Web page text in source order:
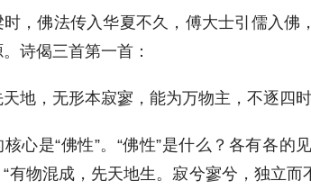
时，佛法传入华夏不久，傅大士引儒入佛
诗偈三首第一首：
地，无形本寂寥，能为万物主，不逐四时
核心是“佛性”。“佛性”是什么？各有各的
“有物混成，先天地生。寂兮寥兮，独立